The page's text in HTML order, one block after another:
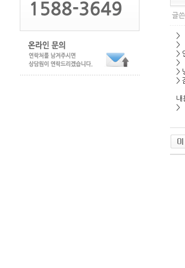
글
>
>
>
>
>
>
내
>